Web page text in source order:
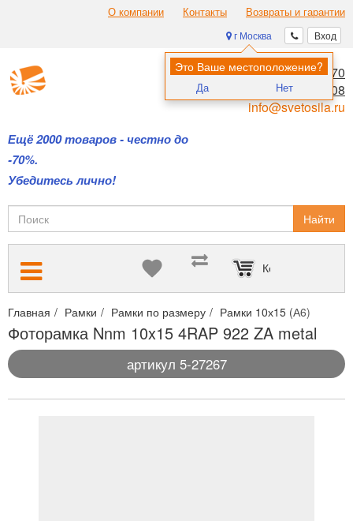
О компании Контакты Возвраты и гарантии
Вход
г Москва
Это Ваше местоположение?
Да Нет
Ещё 2000 товаров - честно до
-70%.
Убедитесь лично!
8 (495) 970-00-70
8 (800) 700-11-08
info@svetosila.ru
Найти
Корзина пуста
Главная Рамки Рамки по размеру Рамки 10х15 (А6)
Фоторамка Nnm 10x15 4RAP 922 ZA metal
артикул 5-27267